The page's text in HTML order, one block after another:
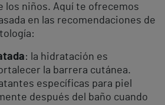
los niños. Aquí te ofrecemos
en las recomendaciones de
: la hidratación es
la barrera cutánea.
específicas para piel
después del baño cuando